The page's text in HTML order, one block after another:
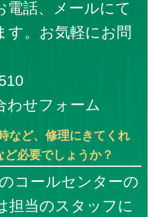
電話、メールにて
す。お気軽にお問
わせフォーム
など、修理にきてくれ
必要でしょうか？
コールセンターの
担当のスタッフに